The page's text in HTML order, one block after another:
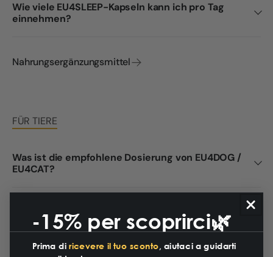
Wie viele EU4SLEEP-Kapseln kann ich pro Tag
einnehmen?
Nahrungsergänzungsmittel
FÜR TIERE
Was ist die empfohlene Dosierung von EU4DOG /
EU4CAT?
Ist EU4DOG für Hunde aller Größen geeignet?
-15% per scoprirci🌿
Prima di ricevere il tuo sconto, aiutaci a guidarti